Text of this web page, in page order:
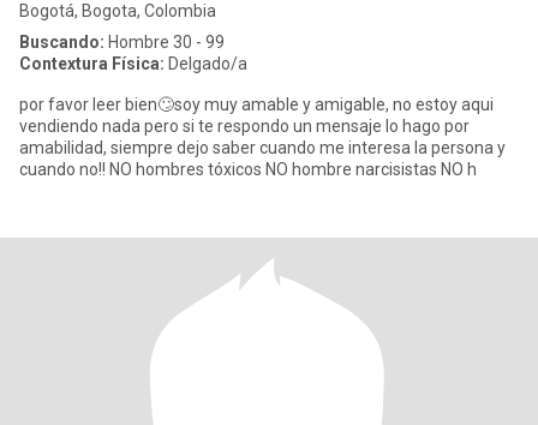
Bogotá, Bogota, Colombia
Buscando: Hombre 30 - 99
Contextura Física: Delgado/a
por favor leer bien🙄soy muy amable y amigable, no estoy aqui
vendiendo nada pero si te respondo un mensaje lo hago por
amabilidad, siempre dejo saber cuando me interesa la persona y
cuando no!! NO hombres tóxicos NO hombre narcisistas NO h